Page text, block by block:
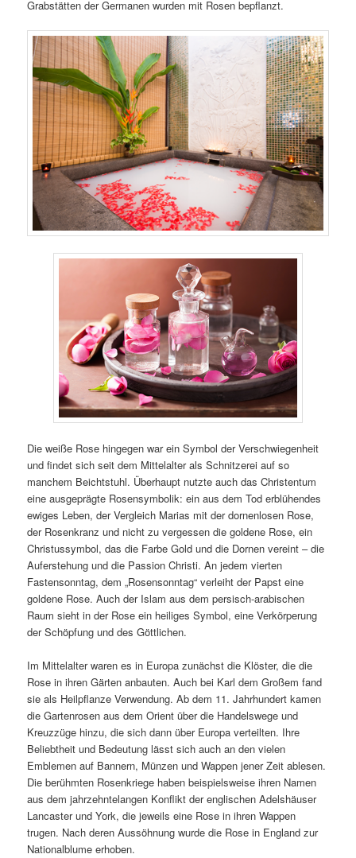
Grabstätten der Germanen wurden mit Rosen bepflanzt.
Die weiße Rose hingegen war ein Symbol der Verschwiegenheit
und findet sich seit dem Mittelalter als Schnitzerei auf so
manchem Beichtstuhl. Überhaupt nutzte auch das Christentum
eine ausgeprägte Rosensymbolik: ein aus dem Tod erblühendes
ewiges Leben, der Vergleich Marias mit der dornenlosen Rose,
der Rosenkranz und nicht zu vergessen die goldene Rose, ein
Christussymbol, das die Farbe Gold und die Dornen vereint – die
Auferstehung und die Passion Christi. An jedem vierten
Fastensonntag, dem „Rosensonntag“ verleiht der Papst eine
goldene Rose. Auch der Islam aus dem persisch-arabischen
Raum sieht in der Rose ein heiliges Symbol, eine Verkörperung
der Schöpfung und des Göttlichen.
Im Mittelalter waren es in Europa zunächst die Klöster, die die
Rose in ihren Gärten anbauten. Auch bei Karl dem Großem fand
sie als Heilpflanze Verwendung. Ab dem 11. Jahrhundert kamen
die Gartenrosen aus dem Orient über die Handelswege und
Kreuzzüge hinzu, die sich dann über Europa verteilten. Ihre
Beliebtheit und Bedeutung lässt sich auch an den vielen
Emblemen auf Bannern, Münzen und Wappen jener Zeit ablesen.
Die berühmten Rosenkriege haben beispielsweise ihren Namen
aus dem jahrzehntelangen Konflikt der englischen Adelshäuser
Lancaster und York, die jeweils eine Rose in ihren Wappen
trugen. Nach deren Aussöhnung wurde die Rose in England zur
Nationalblume erhoben.